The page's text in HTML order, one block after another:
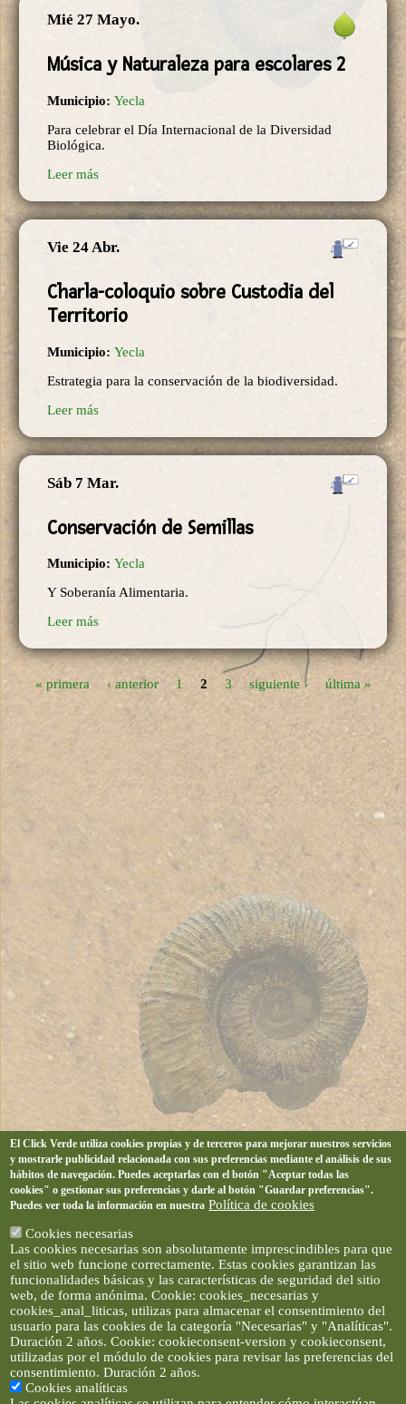
Mié 27 Mayo.
Música y Naturaleza para escolares 2
Municipio: Yecla
Para celebrar el Día Internacional de la Diversidad
Biológica.
Leer más
Vie 24 Abr.
Charla-coloquio sobre Custodia del
Territorio
Municipio: Yecla
Estrategia para la conservación de la biodiversidad.
Leer más
Sáb 7 Mar.
Conservación de Semillas
Municipio: Yecla
Y Soberanía Alimentaria.
Leer más
Páginas
« primera ‹ anterior 1 2 3 siguiente › última »
El Click Verde utiliza cookies propias y de terceros para mejorar nuestros servicios
y mostrarle publicidad relacionada con sus preferencias mediante el análisis de sus
hábitos de navegación. Puedes aceptarlas con el botón "Aceptar todas las
cookies" o gestionar sus preferencias y darle al botón "Guardar preferencias".
Puedes ver toda la información en nuestra Política de cookies
Cookies necesarias
Las cookies necesarias son absolutamente imprescindibles para que
el sitio web funcione correctamente. Estas cookies garantizan las
funcionalidades básicas y las características de seguridad del sitio
web, de forma anónima. Cookie: cookies_necesarias y
cookies_anal_liticas, utilizas para almacenar el consentimiento del
usuario para las cookies de la categoría "Necesarias" y "Analíticas".
Duración 2 años. Cookie: cookieconsent-version y cookieconsent,
utilizadas por el módulo de cookies para revisar las preferencias del
consentimiento. Duración 2 años.
Cookies analíticas